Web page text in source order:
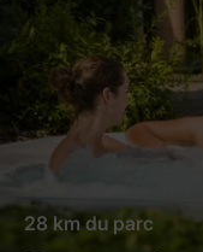
28 km du parc